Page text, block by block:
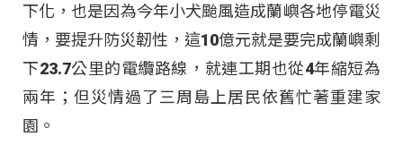
下化，也是因為今年小犬颱風造成蘭嶼各地停電災
情，要提升防災韌性，這10億元就是要完成蘭嶼剩
下23.7公里的電纜路線，就連工期也從4年縮短為
兩年；但災情過了三周島上居民依舊忙著重建家
園。